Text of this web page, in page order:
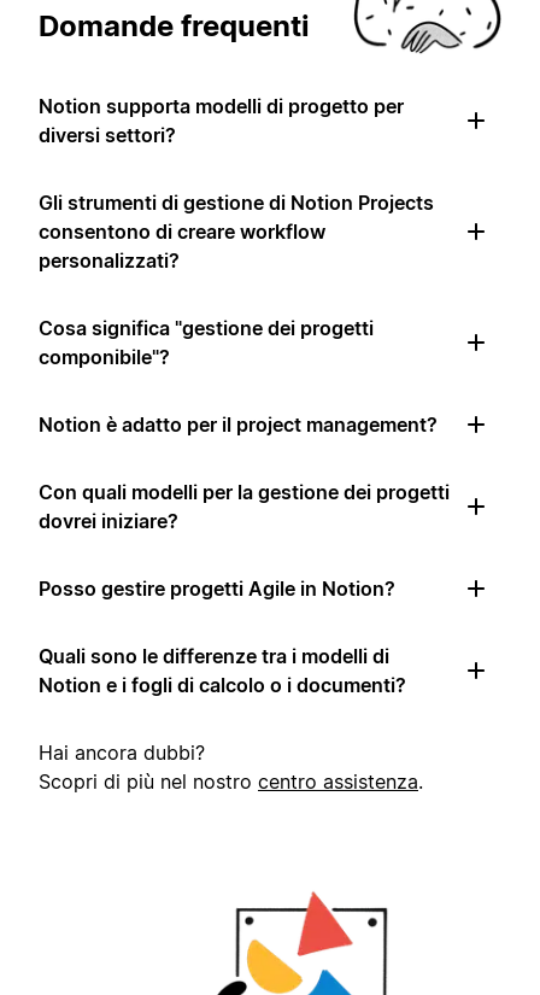
Domande frequenti
Notion supporta modelli di progetto per
diversi settori?
Gli strumenti di gestione di Notion Projects
consentono di creare workflow
personalizzati?
Cosa significa "gestione dei progetti
componibile"?
Notion è adatto per il project management?
Con quali modelli per la gestione dei progetti
dovrei iniziare?
Posso gestire progetti Agile in Notion?
Quali sono le differenze tra i modelli di
Notion e i fogli di calcolo o i documenti?
Hai ancora dubbi?
Scopri di più nel nostro centro assistenza.